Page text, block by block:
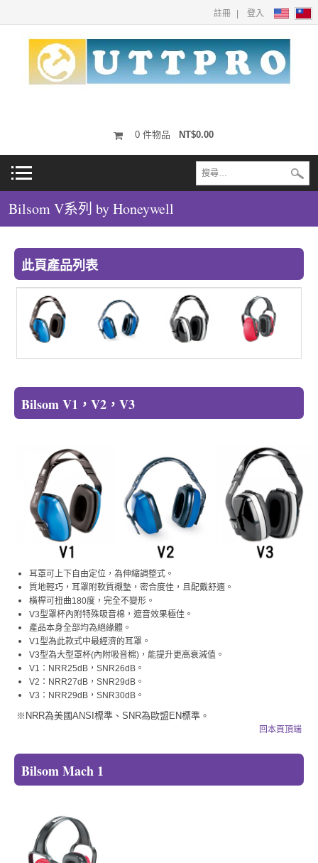
註冊 登入
0 件物品 NT$0.00
Bilsom V系列 by Honeywell
此頁產品列表
Bilsom V1，V2，V3
耳罩可上下自由定位，為伸縮調整式。
質地輕巧，耳罩附軟質襯墊，密合度佳，且配戴舒適。
橫桿可扭曲180度，完全不變形。
V3型罩杯內附特殊吸音棉，遮音效果極佳。
產品本身全部均為絕緣體。
V1型為此款式中最經濟的耳罩。
V3型為大型罩杯(內附吸音棉)，能提升更高衰減值。
V1：NRR25dB，SNR26dB。
V2：NRR27dB，SNR29dB。
V3：NRR29dB，SNR30dB。
※NRR為美國ANSI標準、SNR為歐盟EN標準。
回本頁頂端
Bilsom Mach 1